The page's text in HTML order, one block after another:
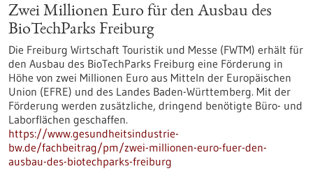
Zwei Millionen Euro für den Ausbau des
BioTechParks Freiburg
Die Freiburg Wirtschaft Touristik und Messe (FWTM) erhält für
den Ausbau des BioTechParks Freiburg eine Förderung in
Höhe von zwei Millionen Euro aus Mitteln der Europäischen
Union (EFRE) und des Landes Baden-Württemberg. Mit der
Förderung werden zusätzliche, dringend benötigte Büro- und
Laborflächen geschaffen.
https://www.gesundheitsindustrie-
bw.de/fachbeitrag/pm/zwei-millionen-euro-fuer-den-
ausbau-des-biotechparks-freiburg